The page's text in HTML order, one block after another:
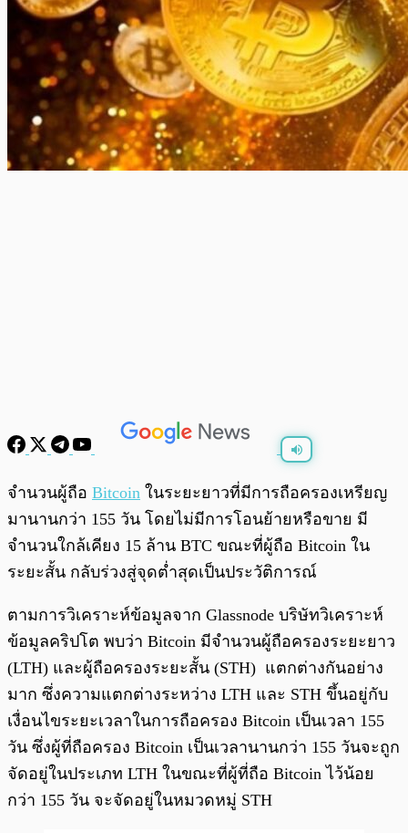
พร้อมเล่น 0:00
จำนวนผู้ถือ Bitcoin ในระยะยาวที่มีการถือครองเหรียญ
มานานกว่า 155 วัน โดยไม่มีการโอนย้ายหรือขาย มี
จำนวนใกล้เคียง 15 ล้าน BTC ขณะที่ผู้ถือ Bitcoin ใน
ระยะสั้น กลับร่วงสู่จุดต่ำสุดเป็นประวัติการณ์
ตามการวิเคราะห์ข้อมูลจาก Glassnode บริษัทวิเคราะห์
ข้อมูลคริปโต พบว่า Bitcoin มีจำนวนผู้ถือครองระยะยาว
(LTH) และผู้ถือครองระยะสั้น (STH) แตกต่างกันอย่าง
มาก ซึ่งความแตกต่างระหว่าง LTH และ STH ขึ้นอยู่กับ
เงื่อนไขระยะเวลาในการถือครอง Bitcoin เป็นเวลา 155
วัน ซึ่งผู้ที่ถือครอง Bitcoin เป็นเวลานานกว่า 155 วันจะถูก
จัดอยู่ในประเภท LTH ในขณะที่ผู้ที่ถือ Bitcoin ไว้น้อย
กว่า 155 วัน จะจัดอยู่ในหมวดหมู่ STH